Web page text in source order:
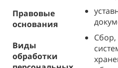
Правовые
основания
Виды
обработки
Сбор,